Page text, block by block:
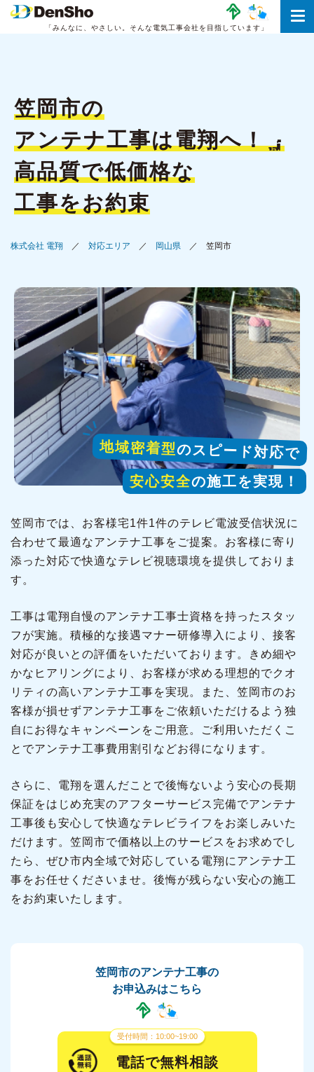
「みんなに、やさしい。 そんな電気工事会社を目指しています」
笠岡市の
アンテナ工事は電翔へ！
高品質で低価格な
工事をお約束
株式会社 電翔 対応エリア 岡山県 笠岡市
地域密着型のスピード対応で
安心安全の施工を実現！
笠岡市では、お客様宅1件1件のテレビ電波受信状況に
合わせて最適なアンテナ工事をご提案。お客様に寄り
添った対応で快適なテレビ視聴環境を提供しておりま
す。
工事は電翔自慢のアンテナ工事士資格を持ったスタッ
フが実施。積極的な接遇マナー研修導入により、接客
対応が良いとの評価をいただいております。きめ細や
かなヒアリングにより、お客様が求める理想的でクオ
リティの高いアンテナ工事を実現。また、笠岡市のお
客様が損せずアンテナ工事をご依頼いただけるよう独
自にお得なキャンペーンをご用意。ご利用いただくこ
とでアンテナ工事費用割引などお得になります。
さらに、電翔を選んだことで後悔ないよう安心の長期
保証をはじめ充実のアフターサービス完備でアンテナ
工事後も安心して快適なテレビライフをお楽しみいた
だけます。笠岡市で価格以上のサービスをお求めでし
たら、ぜひ市内全域で対応している電翔にアンテナ工
事をお任せくださいませ。後悔が残らない安心の施工
をお約束いたします。
笠岡市のアンテナ工事の
お申込みはこちら
受付時間：10:00~19:00
電話で無料相談